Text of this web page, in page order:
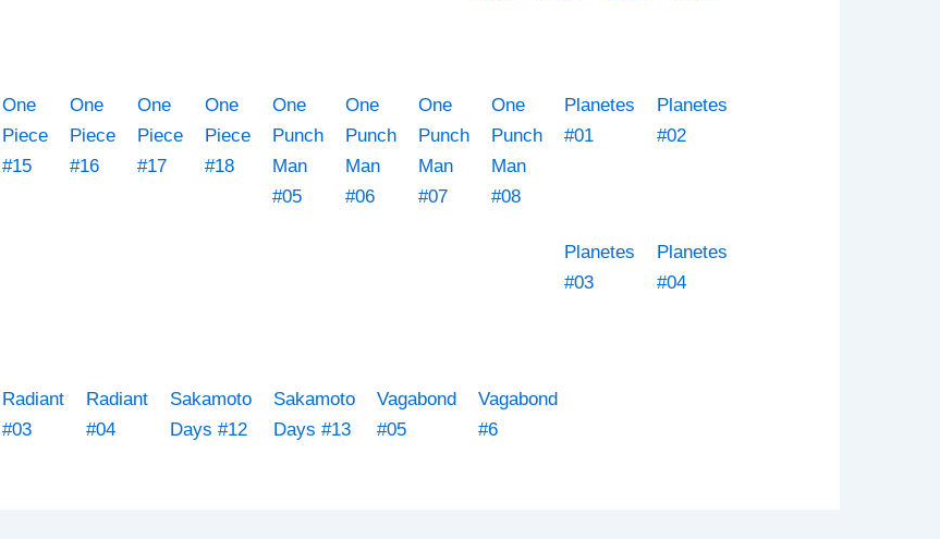
One
Piece
#15
One
Piece
#16
One
Piece
#17
One
Piece
#18
One
Punch
Man
#05
One
Punch
Man
#06
One
Punch
Man
#07
One
Punch
Man
#08
Planetes
#01
Planetes
#02
Planetes
#03
Planetes
#04
Radiant
#03
Radiant
#04
Sakamoto
Days #12
Sakamoto
Days #13
Vagabond
#05
Vagabond
#6